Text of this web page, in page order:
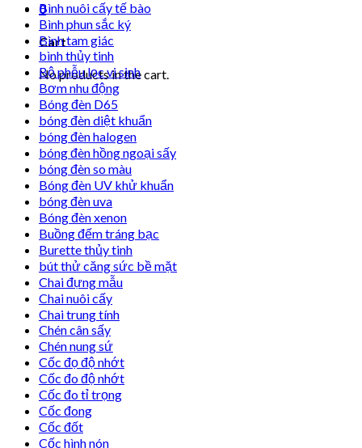
0
Cart
No products in the cart.
Bình nuôi cấy tế bào
Bình phun sắc ký
Bình tam giác
bình thủy tinh
Bộ phễu lọc vi sinh
Bơm nhu động
Bóng đèn D65
bóng đèn diệt khuẩn
bóng đèn halogen
bóng đèn hồng ngoại sấy
bóng đèn so màu
Bóng đèn UV khử khuẩn
bóng đèn uva
Bóng đèn xenon
Buồng đếm tráng bạc
Burette thủy tinh
bút thử căng sức bề mặt
Chai đựng mẫu
Chai nuôi cấy
Chai trung tính
Chén cân sấy
Chén nung sứ
Cốc đọ độ nhớt
Cốc đo độ nhớt
Cốc đo tỉ trọng
Cốc đong
Cốc đốt
Cốc hình nón